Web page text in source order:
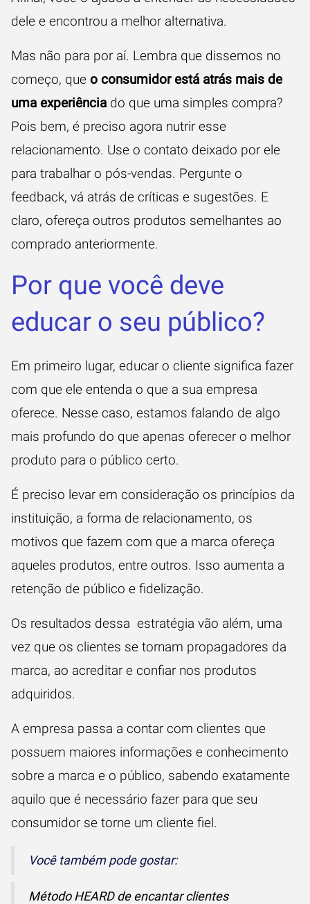
dele e encontrou a melhor alternativa.
Mas não para por aí. Lembra que dissemos no
começo, que o consumidor está atrás mais de
uma experiência do que uma simples compra?
Pois bem, é preciso agora nutrir esse
relacionamento. Use o contato deixado por ele
para trabalhar o pós-vendas. Pergunte o
feedback, vá atrás de críticas e sugestões. E
claro, ofereça outros produtos semelhantes ao
comprado anteriormente.
Por que você deve
educar o seu público?
Em primeiro lugar, educar o cliente significa fazer
com que ele entenda o que a sua empresa
oferece. Nesse caso, estamos falando de algo
mais profundo do que apenas oferecer o melhor
produto para o público certo.
É preciso levar em consideração os princípios da
instituição, a forma de relacionamento, os
motivos que fazem com que a marca ofereça
aqueles produtos, entre outros. Isso aumenta a
retenção de público e fidelização.
Os resultados dessa estratégia vão além, uma
vez que os clientes se tornam propagadores da
marca, ao acreditar e confiar nos produtos
adquiridos.
A empresa passa a contar com clientes que
possuem maiores informações e conhecimento
sobre a marca e o público, sabendo exatamente
aquilo que é necessário fazer para que seu
consumidor se torne um cliente fiel.
Você também pode gostar:
Método HEARD de encantar clientes